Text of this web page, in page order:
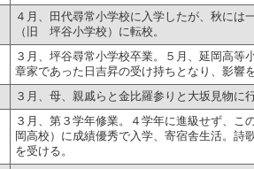
４月、田代尋常小学校に入学したが、秋には
（旧 坪谷小学校）に転校。
３月、坪谷尋常小学校卒業。５月、延岡高等
章家であった日吉昇の受け持ちとなり、影響
３月、母、親戚らと金比羅参りと大坂見物に
３月、第３学年修業。４学年に進級せず、
岡高校）に成績優秀で入学、寄宿舎生活。詩
を受ける。